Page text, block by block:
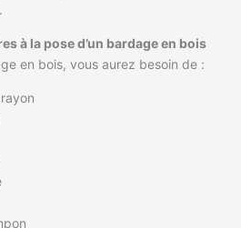
à la pose d’un bardage en bois
en bois, vous aurez besoin de :